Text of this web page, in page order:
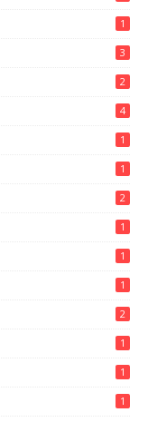
1
3
2
4
1
1
2
1
1
1
2
1
1
1